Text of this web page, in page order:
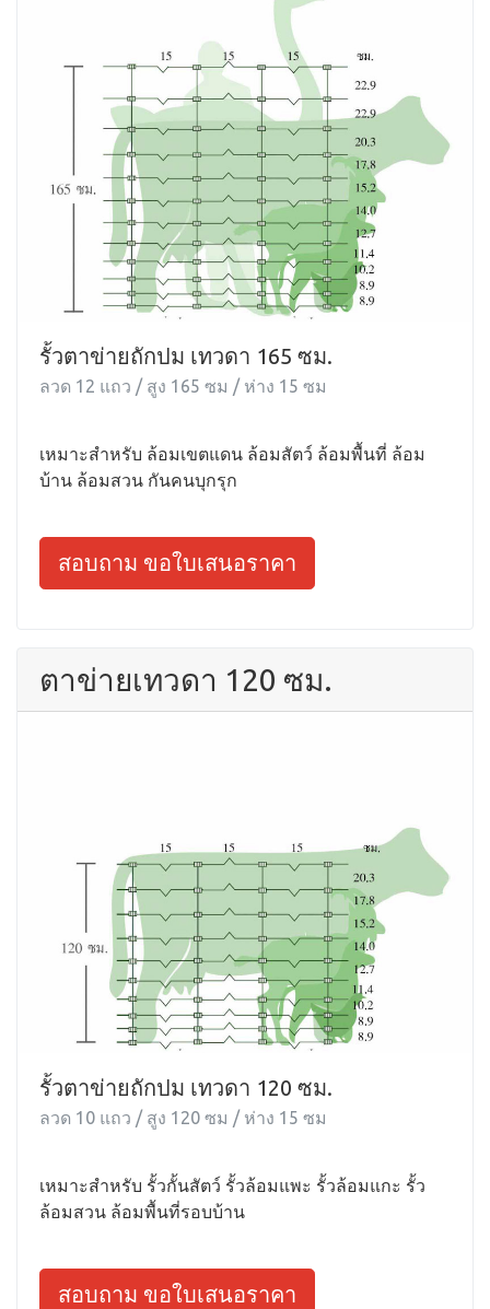
รั้วตาข่ายถักปม เทวดา 165 ซม.
ลวด 12 แถว / สูง 165 ซม / ห่าง 15 ซม
เหมาะสำหรับ ล้อมเขตแดน ล้อมสัตว์ ล้อมพื้นที่ ล้อม
บ้าน ล้อมสวน กันคนบุกรุก
สอบถาม ขอใบเสนอราคา
ตาข่ายเทวดา 120 ซม.
รั้วตาข่ายถักปม เทวดา 120 ซม.
ลวด 10 แถว / สูง 120 ซม / ห่าง 15 ซม
เหมาะสำหรับ รั้วกั้นสัตว์ รั้วล้อมแพะ รั้วล้อมแกะ รั้ว
ล้อมสวน ล้อมพื้นที่รอบบ้าน
สอบถาม ขอใบเสนอราคา